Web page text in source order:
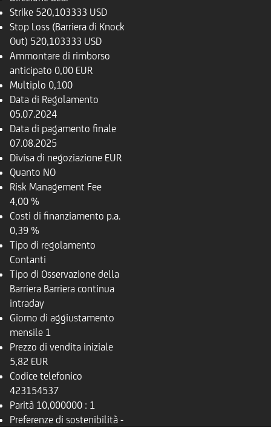
Strike 520,103333 USD
Stop Loss (Barriera di Knock
Out) 520,103333 USD
Ammontare di rimborso
anticipato 0,00 EUR
Multiplo 0,100
Data di Regolamento
05.07.2024
Data di pagamento finale
07.08.2025
Divisa di negoziazione EUR
Quanto NO
Risk Management Fee
4,00 %
Costi di finanziamento p.a.
0,39 %
Tipo di regolamento
Contanti
Tipo di Osservazione della
Barriera Barriera continua
intraday
Giorno di aggiustamento
mensile 1
Prezzo di vendita iniziale
5,82 EUR
Codice telefonico
423154537
Parità 10,000000 : 1
Preferenze di sostenibilità -